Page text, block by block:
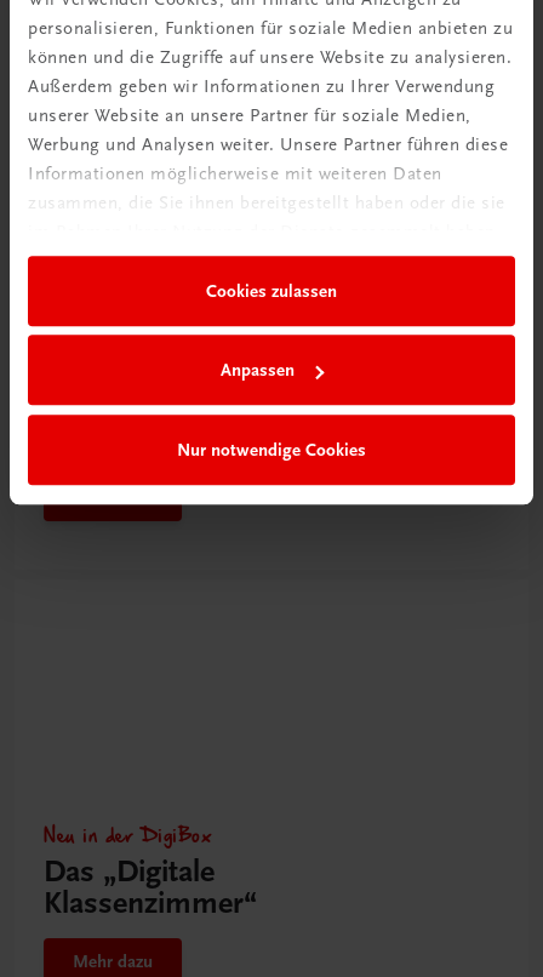
personalisieren, Funktionen für soziale Medien anbieten zu
können und die Zugriffe auf unsere Website zu analysieren.
Außerdem geben wir Informationen zu Ihrer Verwendung
unserer Website an unsere Partner für soziale Medien,
Werbung und Analysen weiter. Unsere Partner führen diese
Informationen möglicherweise mit weiteren Daten
zusammen, die Sie ihnen bereitgestellt haben oder die sie
Cookies zulassen
Anpassen
Nur notwendige Cookies
Mehr dazu
Schon entdeckt?
Ratgeber Schulpraxis
Neu in der DigiBox
Das „Digitale
Klassenzimmer“
Mehr dazu